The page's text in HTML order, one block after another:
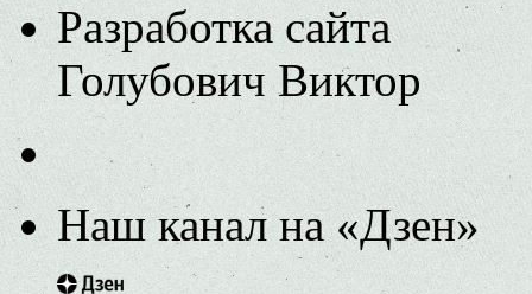
Разработка сайта
Голубович Виктор
Наш канал на «Дзен»